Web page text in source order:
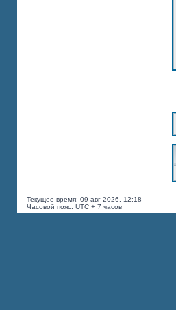
Текущее время: 09 авг 2026, 12:18
Часовой пояс: UTC + 7 часов